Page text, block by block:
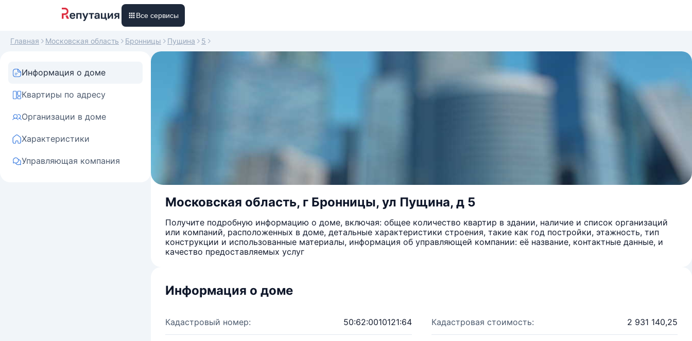
Все сервисы
Главная Московская область Бронницы Пущина 5
Информация о доме
Квартиры по адресу
Организации в доме
Характеристики
Управляющая компания
Московская область, г Бронницы, ул Пущина, д 5
Получите подробную информацию о доме, включая: общее количество квартир в здании, наличие и список организаций
или компаний, расположенных в доме, детальные характеристики строения, такие как год постройки, этажность, тип
конструкции и использованные материалы, информация об управляющей компании: её название, контактные данные, и
качество предоставляемых услуг
Информация о доме
Кадастровый номер: 50:62:0010121:64 Кадастровая стоимость: 2 931 140,25